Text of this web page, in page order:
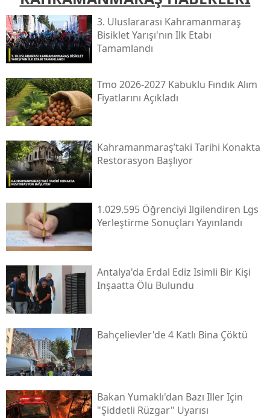
3. Uluslararası Kahramanmaraş
Bisiklet Yarışı'nın Ilk Etabı
Tamamlandı
Tmo 2026-2027 Kabuklu Fındık Alım
Fiyatlarını Açıkladı
Kahramanmaraş’taki Tarihi Konakta
Restorasyon Başlıyor
1.029.595 Öğrenciyi Ilgilendiren Lgs
Yerleştirme Sonuçları Yayınlandı
Antalya'da Erdal Ediz Isimli Bir Kişi
Inşaatta Ölü Bulundu
Bahçelievler'de 4 Katlı Bina Çöktü
Bakan Yumaklı'dan Bazı Iller Için
"şiddetli Rüzgar" Uyarısı